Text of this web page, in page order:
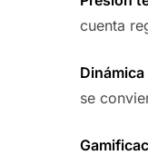
cuenta
se